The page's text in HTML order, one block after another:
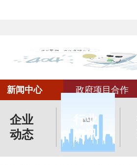
新闻中心 政府项目合作
企业
动态
行业
资讯